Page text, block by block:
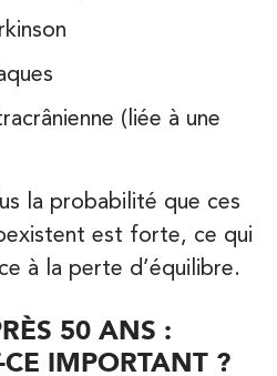
(liée à une
la probabilité que ces
est forte, ce qui
à la perte d’équilibre.
50 ANS :
IMPORTANT ?
75017 Paris
75008 Paris